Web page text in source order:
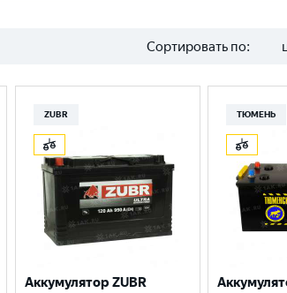
Сортировать по:
ZUBR
Аккумулятор ZUBR
ТЮМЕНЬ